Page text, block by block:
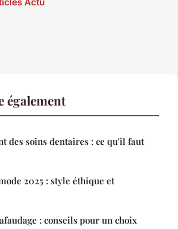
également
des soins dentaires : ce qu'il faut
2025 : style éthique et
: conseils pour un choix